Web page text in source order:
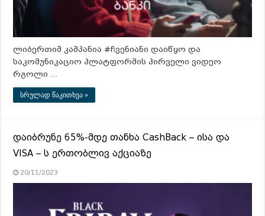
ლიბერთიმ კამპანია #ჩვენიანი დაიწყო და
საკომუნიკაციო პლატფორმის პირველი ვიდეო
რგოლი …
სრულად წაკითხვა »
დაიბრუნე 65%-მდე თანხა CashBack – ისა და
VISA – ს ერთობლივ აქციაზე
20/11/2023